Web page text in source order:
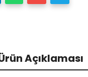
Açıklaması